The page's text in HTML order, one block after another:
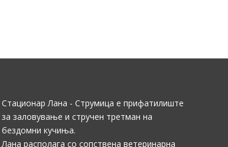
Стационар Лана - Струмица е прифатилиште
за заловување и стручен третман на
бездомни кучиња.
Лана располага со сопствена ветеринарна